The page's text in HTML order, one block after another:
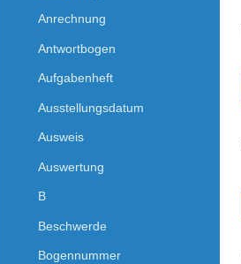
Anrechnung
Antwortbogen
Aufgabenheft
Ausstellungsdatum
Ausweis
Auswertung
B
Beschwerde
Bogennummer